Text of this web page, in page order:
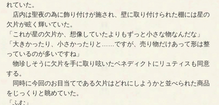
れていた。
店内は聖夜の為に飾り付けが施され、壁に取り付けられた棚には星の
欠片が眩く輝いていた。
「これが星の欠片か、想像していたよりもずっと小さな物なんだな」
「大きかったり、小さかったりと……ですが、売り物だけあって形は整
っているのが多いですね」
物珍しそうに欠片を手に取り呟いたベネディクトにリュティスも同意
する。
同時に今回のお目当てである欠片はどれにしようかと並べられた商品
をじっくりと眺めていた。
「ふむ」